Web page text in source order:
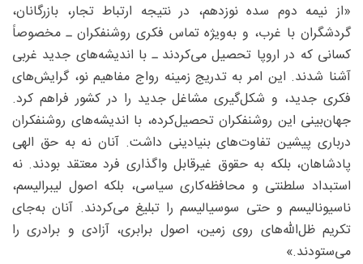
«از نیمه دوم سده نوزدهم، در نتیجه ارتباط تجار، بازرگانان،
گردشگران با غرب، و به‌ویژه تماس فکری روشنفکران ـ مخصوصاً
کسانی که در اروپا تحصیل می‌کردند ـ با اندیشه‌های جدید غربی
آشنا شدند. این امر به تدریج زمینه رواج مفاهیم نو، گرایش‌های
فکری جدید، و شکل‌گیری مشاغل جدید را در کشور فراهم کرد.
جهان‌بینی این روشنفکران تحصیل‌کرده، با اندیشه‌های روشنفکران
درباری پیشین تفاوت‌های بنیادینی داشت. آنان نه به حق الهی
پادشاهان، بلکه به حقوق غیرقابل واگذاری فرد معتقد بودند. نه
استبداد سلطنتی و محافظه‌کاری سیاسی، بلکه اصول لیبرالیسم،
ناسیونالیسم و حتی سوسیالیسم را تبلیغ می‌کردند. آنان به‌جای
تکریم ظل‌الله‌های روی زمین، اصول برابری، آزادی و برادری را
می‌ستودند.»